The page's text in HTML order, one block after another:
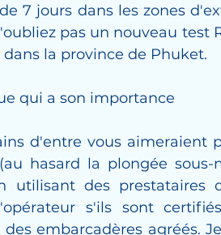
7 jours dans les zones
pas un nouveau test
la province de Phuket.
qui a son importance
d'entre vous aimeraient
hasard la plongée sous-
utilisant des prestataires
s'ils sont
embarcadères agréés.